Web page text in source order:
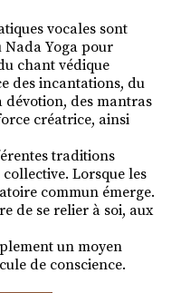
vocales sont
Nada Yoga pour
chant védique
des incantations, du
des mantras
créatrice, ainsi
traditions
Lorsque les
commun émerge.
de se relier à soi, aux
un moyen
de conscience.